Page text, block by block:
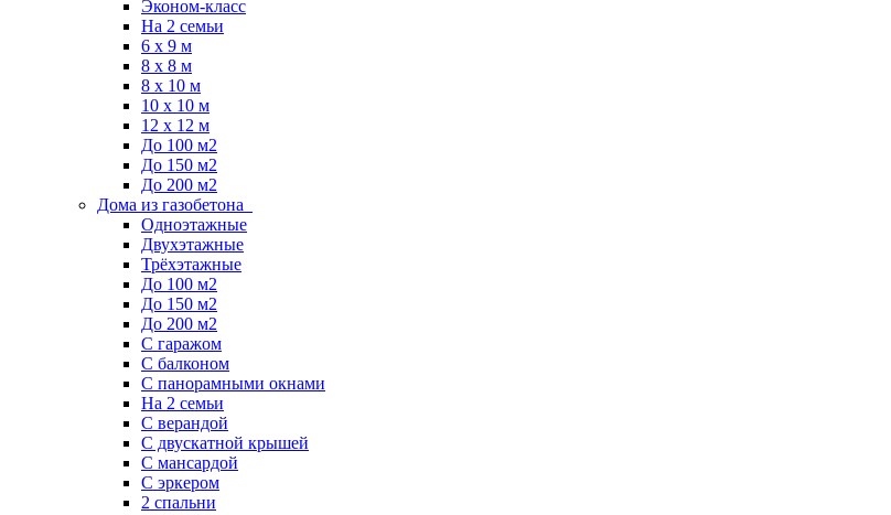
Эконом-класс
На 2 семьи
6 x 9 м
8 x 8 м
8 x 10 м
10 x 10 м
12 x 12 м
До 100 м2
До 150 м2
До 200 м2
Дома из газобетона
Одноэтажные
Двухэтажные
Трёхэтажные
До 100 м2
До 150 м2
До 200 м2
С гаражом
С балконом
С панорамными окнами
На 2 семьи
С верандой
С двускатной крышей
С мансардой
С эркером
2 спальни